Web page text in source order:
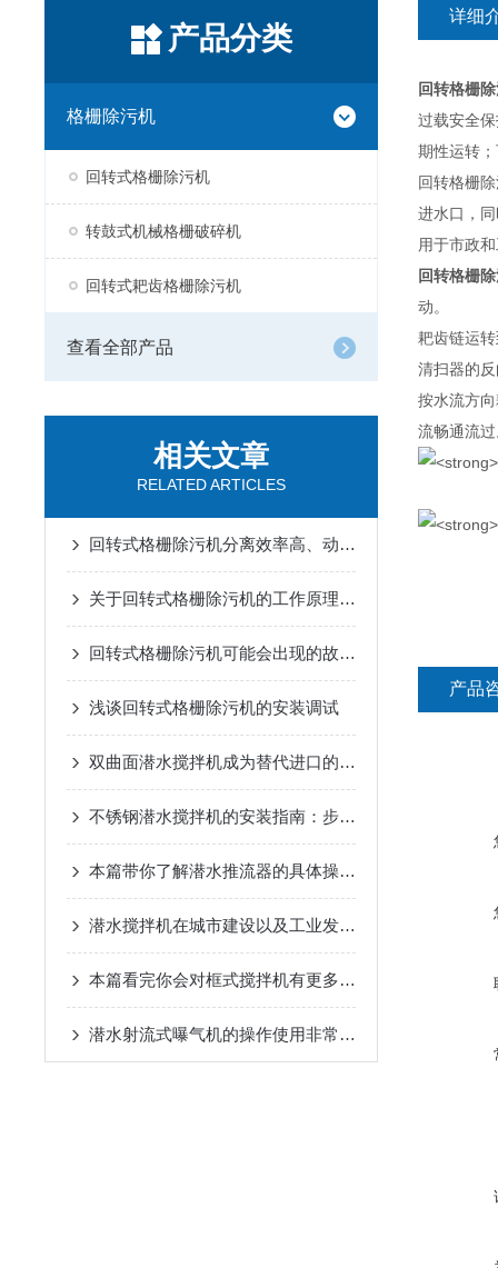
产品分类
格栅除污机
回转式格栅除污机
转鼓式机械格栅破碎机
回转式耙齿格栅除污机
查看全部产品
相关文章
RELATED ARTICLES
回转式格栅除污机分离效率高、动力消耗小
关于回转式格栅除污机的工作原理及优势分享
回转式格栅除污机可能会出现的故障及解决方案
浅谈回转式格栅除污机的安装调试
双曲面潜水搅拌机成为替代进口的产品
不锈钢潜水搅拌机的安装指南：步骤与注意事项
本篇带你了解潜水推流器的具体操作流程
潜水搅拌机在城市建设以及工业发展中有重要作用
本篇看完你会对框式搅拌机有更多了解了
潜水射流式曝气机的操作使用非常便捷
详细
回转格栅
过载安全
期性运转
回转格栅
进水口，
用于市政
回转格栅
动。
耙齿链运
清扫器的
按水流方
流畅通流
产品